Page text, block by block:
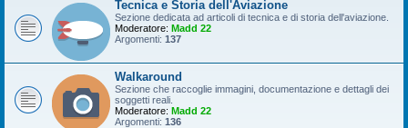
Tecnica e Storia dell'Aviazione
Sezione dedicata ad articoli di tecnica e di storia dell'aviazione.
Moderatore: Madd 22
Argomenti: 137
Walkaround
Sezione che raccoglie immagini, documentazione e dettagli dei
soggetti reali.
Moderatore: Madd 22
Argomenti: 136